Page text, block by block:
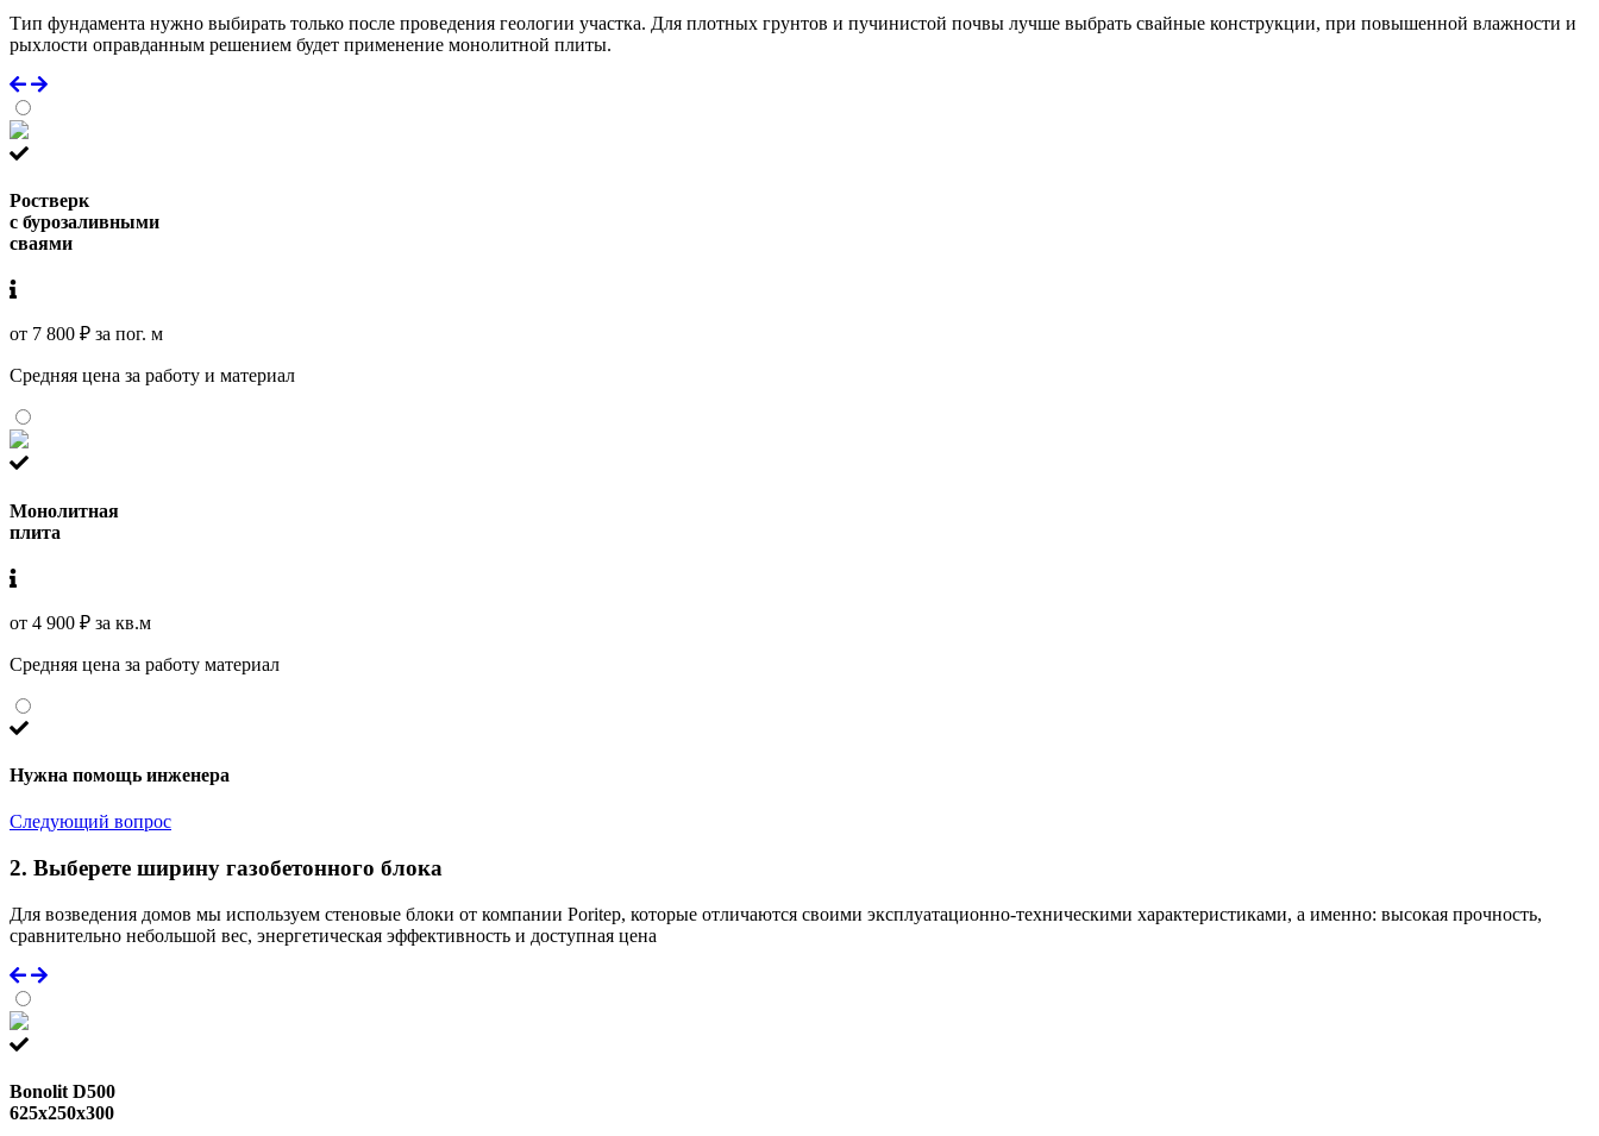
Тип фундамента нужно выбирать только после проведения геологии участка. Для плотных грунтов и пучинистой почвы лучше выбрать свайные конструкции, при повышенной влажности и
рыхлости оправданным решением будет применение монолитной плиты.
Ростверк
с бурозаливными
сваями
от 7 800 ₽ за пог. м
Средняя цена за работу и материал
Монолитная
плита
от 4 900 ₽ за кв.м
Средняя цена за работу материал
Нужна помощь инженера
Следующий вопрос
2. Выберете ширину газобетонного блока
Для возведения домов мы используем стеновые блоки от компании Poritep, которые отличаются своими эксплуатационно-техническими характеристиками, а именно: высокая прочность,
сравнительно небольшой вес, энергетическая эффективность и доступная цена
Bonolit D500
625x250x300